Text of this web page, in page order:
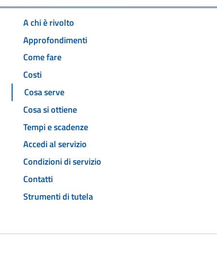
A chi è rivolto
Approfondimenti
Come fare
Costi
Cosa serve
Cosa si ottiene
Tempi e scadenze
Accedi al servizio
Condizioni di servizio
Contatti
Strumenti di tutela